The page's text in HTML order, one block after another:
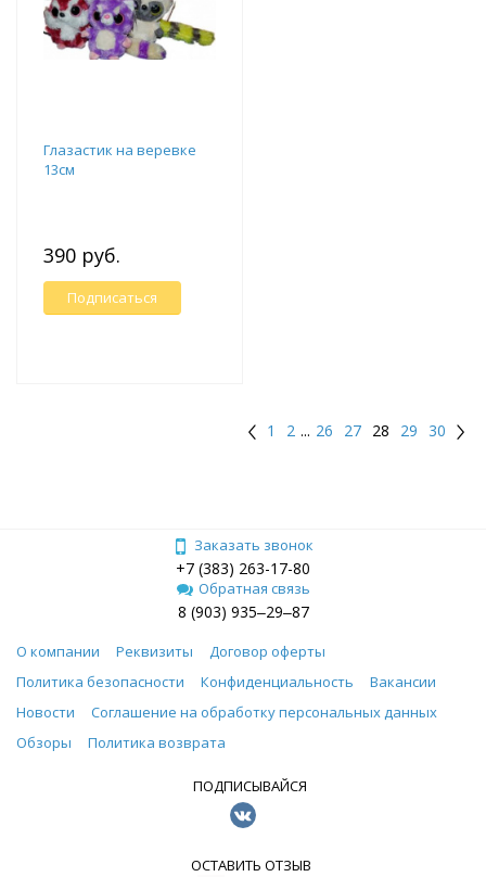
Глазастик на веревке
13см
390 руб.
Подписаться
1 2 ... 26 27 28 29 30
Заказать звонок
+7 (383) 263-17-80
Обратная связь
8 (903) 935‒29‒87
О компании Реквизиты
Договор оферты
Политика безопасности
Конфиденциальность
Вакансии
Новости
Соглашение на обработку персональных данных
Обзоры
Политика возврата
ПОДПИСЫВАЙСЯ
ОСТАВИТЬ ОТЗЫВ